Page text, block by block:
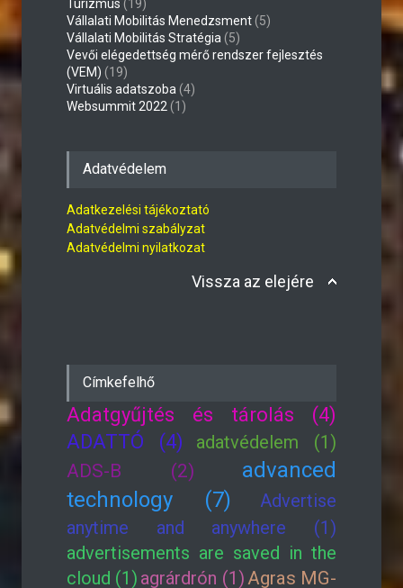
Turizmus (19)
Vállalati Mobilitás Menedzsment(5)
Vállalati Mobilitás Stratégia (5)
Vevői elégedettség mérő rendszer fejlesztés
(VEM) (19)
Virtuális adatszoba (4)
Websummit 2022 (1)
Adatvédelem
Adatkezelési tájékoztató
Adatvédelmi szabályzat
Adatvédelmi nyilatkozat
Vissza az elejére
Címkefelhő
Adatgyűjtés és tárolás (4)
ADATTÓ (4)
adatvédelem (1)
ADS-B (2)
advanced
technology (7)
Advertise
anytime and anywhere (1)
advertisements are saved in the
cloud (1) agrárdrón (1)Agras MG-